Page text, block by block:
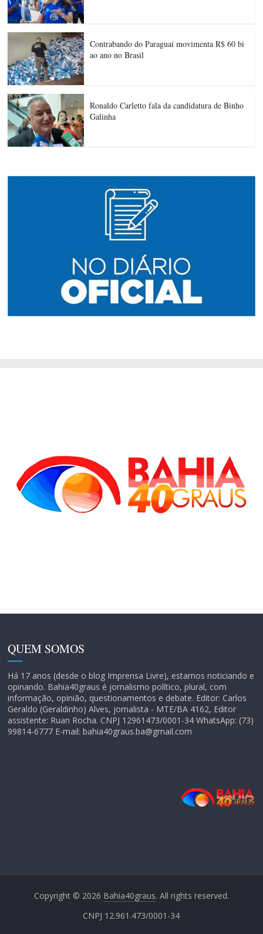
Contrabando do Paraguai movimenta R$ 60 bi
ao ano no Brasil
Ronaldo Carletto fala da candidatura de Binho
Galinha
QUEM SOMOS
Há 17 anos (desde o blog Imprensa Livre), estamos noticiando e
opinando. Bahia40graus é jornalismo político, plural, com
informação, opinião, questionamentos e debate. Editor: Carlos
Geraldo (Geraldinho) Alves, jornalista - MTE/BA 4162, Editor
assistente: Ruan Rocha. CNPJ 12961473/0001-34 WhatsApp: (73)
99814-6777 E-mail: bahia40graus.ba@gmail.com
Copyright © 2026 Bahia40graus. All rights reserved.
CNPJ 12.961.473/0001-34